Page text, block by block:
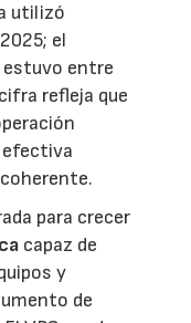
utilizó
el
estuvo entre
refleja que
efectiva
para crecer
capaz de
y
de